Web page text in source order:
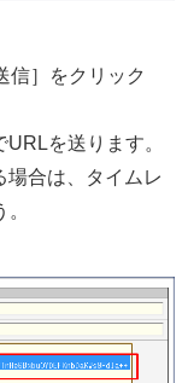
信］をクリック
を送ります。
場合は、タイムレ